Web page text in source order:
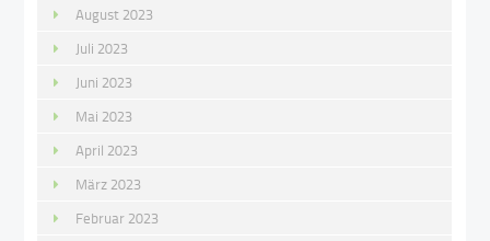
August 2023
Juli 2023
Juni 2023
Mai 2023
April 2023
März 2023
Februar 2023